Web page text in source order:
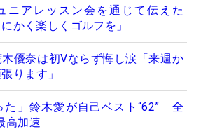
ニアレッスン会を通じて伝えた
かく楽しくゴルフを」
優奈は初Vならず悔し涙「来週か
ります」
た」鈴木愛が自己ベスト“62” 全
高加速